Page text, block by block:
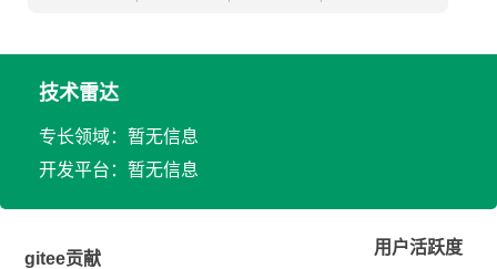
技术雷达
专长领域：暂无信息
开发平台：暂无信息
gitee贡献
用户活跃度